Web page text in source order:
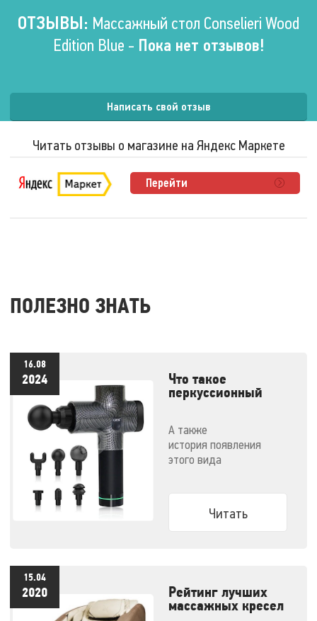
Высота
55 – 92 см.
Максимальный вес
H 1137 ST12
ОТЗЫВЫ: Массажный стол Conselieri Wood
Edition Blue - Пока нет отзывов!
Написать свой отзыв
Читать отзывы о магазине на Яндекс Маркете
Перейти
ПОЛЕЗНО ЗНАТЬ
16.08
2024
Что такое
перкуссионный
пользоваться
А также
история появления
этого вида
Читать
15.04
2020
Рейтинг лучших
массажных кресел